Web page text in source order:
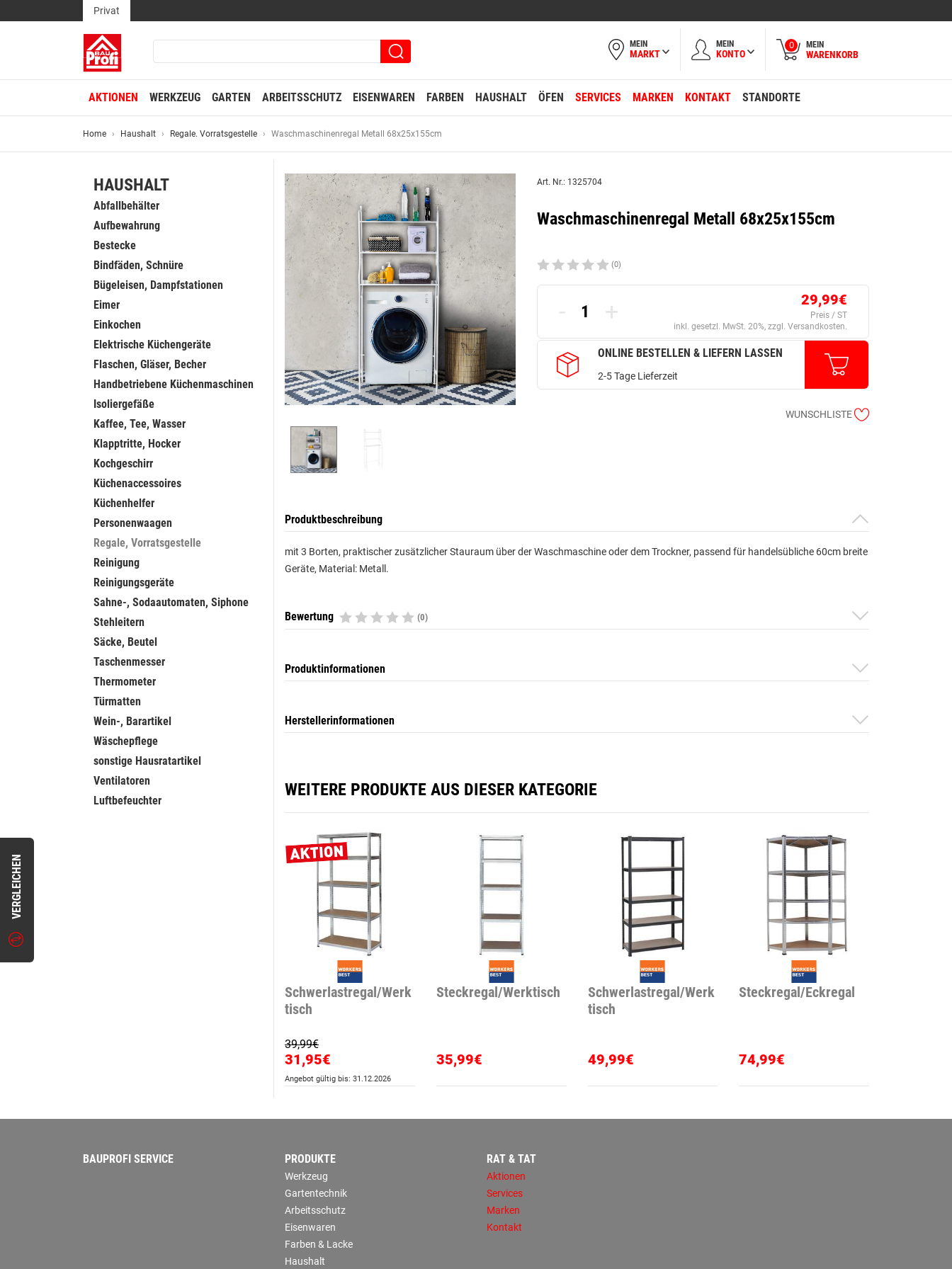
VERGLEICHEN
Privat
MEIN
MARKT
MEIN
KONTO
0 MEIN
WARENKORB
AKTIONEN WERKZEUG GARTEN ARBEITSSCHUTZ EISENWAREN FARBEN HAUSHALT ÖFEN SERVICES MARKEN KONTAKT STANDORTE
Home Haushalt Regale. Vorratsgestelle Waschmaschinenregal Metall 68x25x155cm
HAUSHALT
Abfallbehälter
Aufbewahrung
Bestecke
Bindfäden, Schnüre
Bügeleisen, Dampfstationen
Eimer
Einkochen
Elektrische Küchengeräte
Flaschen, Gläser, Becher
Handbetriebene Küchenmaschinen
Isoliergefäße
Kaffee, Tee, Wasser
Klapptritte, Hocker
Kochgeschirr
Küchenaccessoires
Küchenhelfer
Personenwaagen
Regale, Vorratsgestelle
Reinigung
Reinigungsgeräte
Sahne-, Sodaautomaten, Siphone
Stehleitern
Säcke, Beutel
Taschenmesser
Thermometer
Türmatten
Wein-, Barartikel
Wäschepflege
sonstige Hausratartikel
Ventilatoren
Luftbefeuchter
Art. Nr.: 1325704
Waschmaschinenregal Metall 68x25x155cm
(0)
- + 29,99€
Preis / ST
inkl. gesetzl. MwSt. 20%, zzgl. Versandkosten.
ONLINE BESTELLEN & LIEFERN LASSEN
2-5 Tage Lieferzeit
WUNSCHLISTE
Produktbeschreibung
mit 3 Borten, praktischer zusätzlicher Stauraum über der Waschmaschine oder dem Trockner, passend für handelsübliche 60cm breite
Geräte, Material: Metall.
Bewertung (0)
Produktinformationen
Herstellerinformationen
WEITERE PRODUKTE AUS DIESER KATEGORIE
Schwerlastregal/Werk
tisch
39,99€
31,95€
Angebot gültig bis: 31.12.2026
Steckregal/Werktisch
35,99€
Schwerlastregal/Werk
tisch
49,99€
Steckregal/Eckregal
74,99€
BAUPROFI SERVICE PRODUKTE
Werkzeug
Gartentechnik
Arbeitsschutz
Eisenwaren
Farben & Lacke
Haushalt
RAT & TAT
Aktionen
Services
Marken
Kontakt